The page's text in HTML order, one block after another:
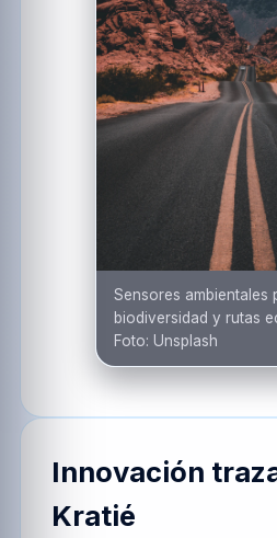
Sensores ambientales
biodiversidad y rutas
Foto: Unsplash
Innovación
Kratié